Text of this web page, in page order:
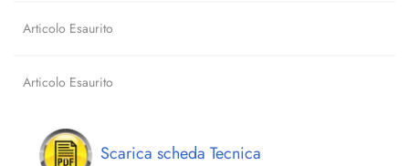
Articolo Esaurito
Articolo Esaurito
Scarica scheda Tecnica